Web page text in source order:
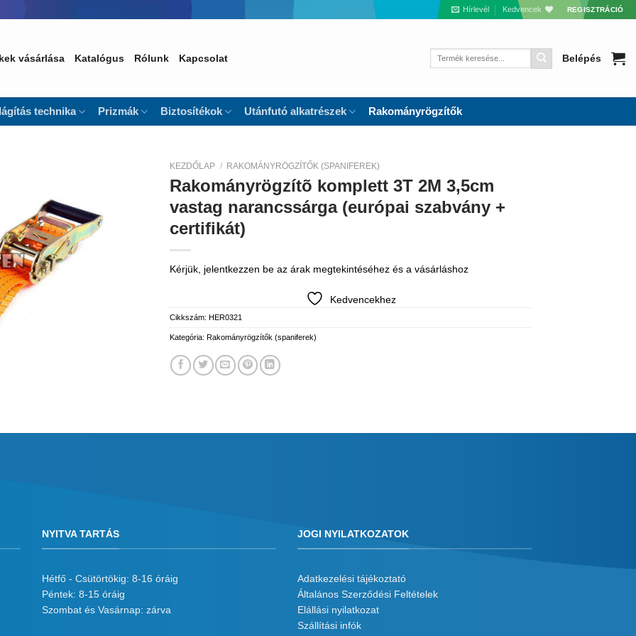
Hírlevél Kedvencek REGISZTRÁCIÓ
vásárlása Katalógus Rólunk Kapcsolat
Keresés
Belépés
technika Prizmák Biztosítékok Utánfutó alkatrészek Rakományrögzítők
KEZDŐLAP / RAKOMÁNYRÖGZÍTŐK (SPANIFEREK)
Rakományrögzítõ komplett 3T 2M 3,5cm
vastag narancssárga (európai szabvány +
certifikát)
Kérjük, jelentkezzen be az árak megtekintéséhez és a vásárláshoz
Kedvencekhez
Cikkszám: HER0321
Kategória: Rakományrögzítők (spaniferek)
NYITVA TARTÁS
Hétfő - Csütörtökig: 8-16 óráig
Péntek: 8-15 óráig
Szombat és Vasárnap: zárva
JOGI NYILATKOZATOK
Adatkezelési tájékoztató
Általános Szerződési Feltételek
Elállási nyilatkozat
Szállítási infók